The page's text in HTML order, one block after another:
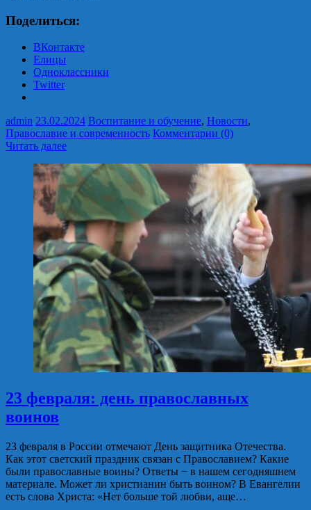
Поделиться:
ВКонтакте
Елицы
Одноклассники
Twitter
admin 23.02.2024 Воспитание и обучение, Новости,
Православие и современность Комментарии (0)
Читать далее
23 февраля: день православных
воинов
23 февраля в России отмечают День защитника Отечества.
Как этот светский праздник связан с Православием? Какие
были православные воины? Ответы − в нашем сегодняшнем
материале. Может ли христианин быть воином? В Евангелии
есть слова Христа: «Нет больше той любви, аще…